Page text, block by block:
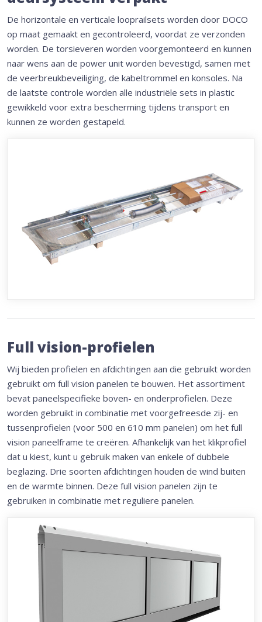
De horizontale en verticale looprailsets worden door DOCO
op maat gemaakt en gecontroleerd, voordat ze verzonden
worden. De torsieveren worden voorgemonteerd en kunnen
naar wens aan de power unit worden bevestigd, samen met
de veerbreukbeveiliging, de kabeltrommel en konsoles. Na
de laatste controle worden alle industriële sets in plastic
gewikkeld voor extra bescherming tijdens transport en
kunnen ze worden gestapeld.
Full vision-profielen
Wij bieden profielen en afdichtingen aan die gebruikt worden
gebruikt om full vision panelen te bouwen. Het assortiment
bevat paneelspecifieke boven- en onderprofielen. Deze
worden gebruikt in combinatie met voorgefreesde zij- en
tussenprofielen (voor 500 en 610 mm panelen) om het full
vision paneelframe te creëren. Afhankelijk van het klikprofiel
dat u kiest, kunt u gebruik maken van enkele of dubbele
beglazing. Drie soorten afdichtingen houden de wind buiten
en de warmte binnen. Deze full vision panelen zijn te
gebruiken in combinatie met reguliere panelen.